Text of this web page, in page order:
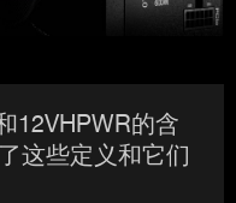
12VHPWR的含
这些定义和它们